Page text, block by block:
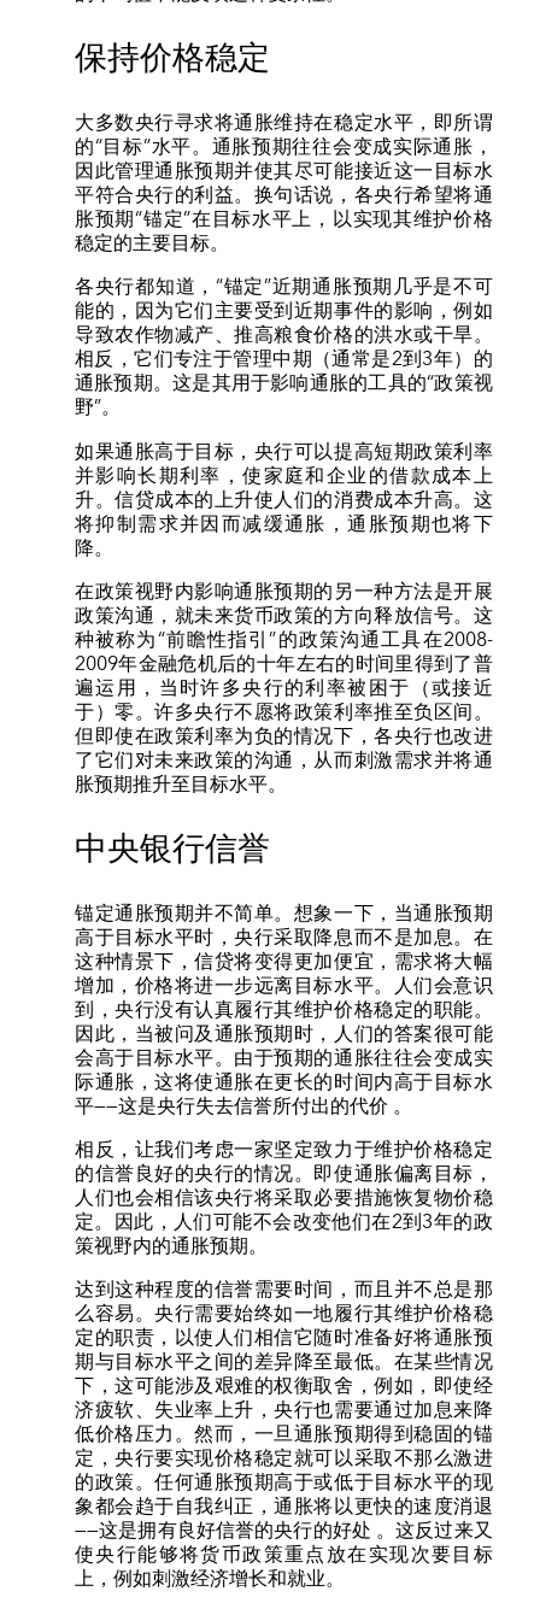
保持价格稳定
大多数央行寻求将通胀维持在稳定水平，即所谓
的“目标”水平。通胀预期往往会变成实际通胀，
因此管理通胀预期并使其尽可能接近这一目标水
平符合央行的利益。换句话说，各央行希望将通
胀预期“锚定”在目标水平上，以实现其维护价格
稳定的主要目标。
各央行都知道，“锚定”近期通胀预期几乎是不可
能的，因为它们主要受到近期事件的影响，例如
导致农作物减产、推高粮食价格的洪水或干旱。
相反，它们专注于管理中期（通常是2到3年）的
通胀预期。这是其用于影响通胀的工具的“政策视
野”。
如果通胀高于目标，央行可以提高短期政策利率
并影响长期利率，使家庭和企业的借款成本上
升。信贷成本的上升使人们的消费成本升高。这
将抑制需求并因而减缓通胀，通胀预期也将下
降。
在政策视野内影响通胀预期的另一种方法是开展
政策沟通，就未来货币政策的方向释放信号。这
种被称为“前瞻性指引”的政策沟通工具在2008-
2009年金融危机后的十年左右的时间里得到了普
遍运用，当时许多央行的利率被困于（或接近
于）零。许多央行不愿将政策利率推至负区间。
但即使在政策利率为负的情况下，各央行也改进
了它们对未来政策的沟通，从而刺激需求并将通
胀预期推升至目标水平。
中央银行信誉
锚定通胀预期并不简单。想象一下，当通胀预期
高于目标水平时，央行采取降息而不是加息。在
这种情景下，信贷将变得更加便宜，需求将大幅
增加，价格将进一步远离目标水平。人们会意识
到，央行没有认真履行其维护价格稳定的职能。
因此，当被问及通胀预期时，人们的答案很可能
会高于目标水平。由于预期的通胀往往会变成实
际通胀，这将使通胀在更长的时间内高于目标水
平——这是央行失去信誉所付出的代价 。
相反，让我们考虑一家坚定致力于维护价格稳定
的信誉良好的央行的情况。即使通胀偏离目标，
人们也会相信该央行将采取必要措施恢复物价稳
定。因此，人们可能不会改变他们在2到3年的政
策视野内的通胀预期。
达到这种程度的信誉需要时间，而且并不总是那
么容易。央行需要始终如一地履行其维护价格稳
定的职责，以使人们相信它随时准备好将通胀预
期与目标水平之间的差异降至最低。在某些情况
下，这可能涉及艰难的权衡取舍，例如，即使经
济疲软、失业率上升，央行也需要通过加息来降
低价格压力。然而，一旦通胀预期得到稳固的锚
定，央行要实现价格稳定就可以采取不那么激进
的政策。任何通胀预期高于或低于目标水平的现
象都会趋于自我纠正，通胀将以更快的速度消退
——这是拥有良好信誉的央行的好处 。这反过来又
使央行能够将货币政策重点放在实现次要目标
上，例如刺激经济增长和就业。